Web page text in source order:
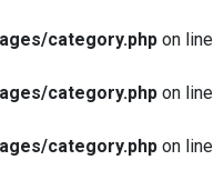
category.php on line
category.php on line
category.php on line